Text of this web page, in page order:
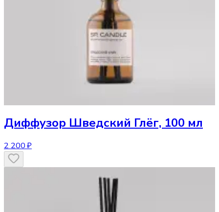
Диффузор Шведский Глёг, 100 мл
2 200 ₽